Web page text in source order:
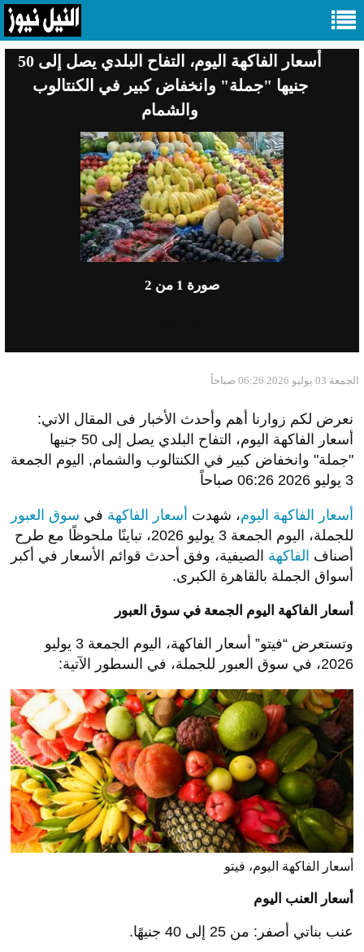
أسعار الفاكهة اليوم، التفاح البلدي يصل إلى 50
جنيها "جملة" وانخفاض كبير في الكنتالوب
والشمام
صورة 1 من 2
الجمعة 03 يوليو 2026 06:26 صباحاً
نعرض لكم زوارنا أهم وأحدث الأخبار فى المقال الاتي:
أسعار الفاكهة اليوم، التفاح البلدي يصل إلى 50 جنيها
"جملة" وانخفاض كبير في الكنتالوب والشمام, اليوم الجمعة
3 يوليو 2026 06:26 صباحاً
أسعار الفاكهة اليوم، شهدت أسعار الفاكهة في سوق العبور
للجملة، اليوم الجمعة 3 يوليو 2026، تباينًا ملحوظًا مع طرح
أصناف الفاكهة الصيفية، وفق أحدث قوائم الأسعار في أكبر
أسواق الجملة بالقاهرة الكبرى.
أسعار الفاكهة اليوم الجمعة في سوق العبور
وتستعرض “فيتو” أسعار الفاكهة، اليوم الجمعة 3 يوليو
2026، في سوق العبور للجملة، في السطور الآتية:
أسعار الفاكهة اليوم، فيتو
أسعار العنب اليوم
عنب بناتي أصفر: من 25 إلى 40 جنيهًا.